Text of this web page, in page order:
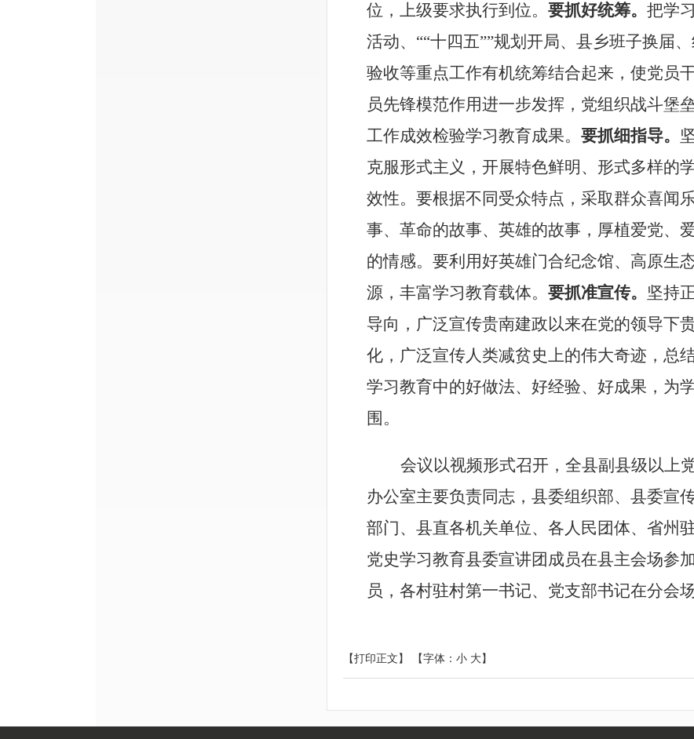
位 ，上级要求执行到位。 要抓好统筹。 把学
活动、 ““十四五””规划开局、县乡班子换届
验收等重点工作有机统筹结合起来，使党员
员先锋模范作用进一步发挥，党组织战斗堡
工作成效检验学习教育成果。 要抓细指导。
克服形式主义，开展特色鲜明、形式多样的
效性。要根据不同受众特点，采取群众喜闻
事、革命的故事、英雄的故事，厚植爱党、
的情感。要利用好英雄门合纪念馆、高原生
源，丰富学习教育载体。 要抓准宣传。 坚持
导向，广泛宣传贵南建政以来在党的领导下
化，广泛宣传人类减贫史上的伟大奇迹，总
学习教育中的好做法、好经验、好成果，为
围。
会议以视频形式召开，全县副县级以上
办公室主要负责同志，县委组织部、县委宣
部门、县直各机关单位、各人民团体、省州
党史学习教育县委宣讲团成员在县主会场参加
员，各村驻村第一书记、党支部书记在分会
【打印正文】 【字体： 小 大】